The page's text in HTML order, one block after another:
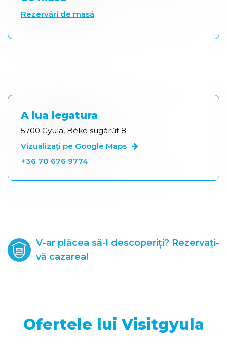
Rezervări de masă
A lua legatura
5700 Gyula, Béke sugárút 8.
Vizualizați pe Google Maps
+36 70 676 9774
V-ar plăcea să-l descoperiți? Rezervați-
vă cazarea!
Ofertele lui Visitgyula